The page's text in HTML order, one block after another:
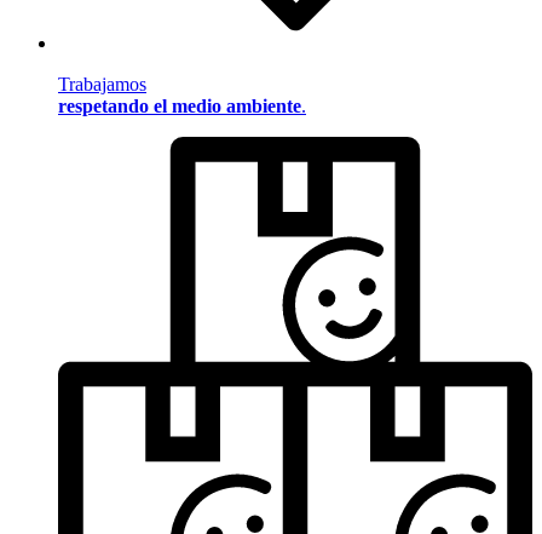
Trabajamos
respetando el medio ambiente.